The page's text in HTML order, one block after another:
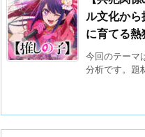
ル文化か
に育てる
今回のテーマ
分析です。題